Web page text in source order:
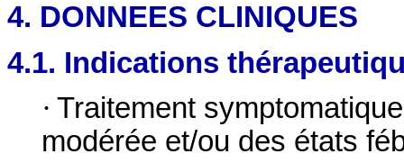
4. DONNEES CLINIQUES
4.1. Indications
· Traitement
modérée et/ou des états